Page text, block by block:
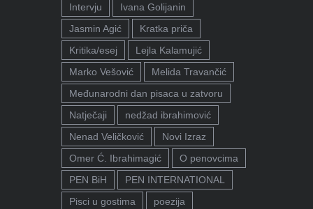
Intervju
Ivana Golijanin
Jasmin Agić
Kratka priča
Kritika/esej
Lejla Kalamujić
Marko Vešović
Melida Travančić
Međunarodni dan pisaca u zatvoru
Natječaji
nedžad ibrahimović
Nenad Veličković
Novi Izraz
Omer Ć. Ibrahimagić
O penovcima
PEN BiH
PEN INTERNATIONAL
Pisci u gostima
poezija